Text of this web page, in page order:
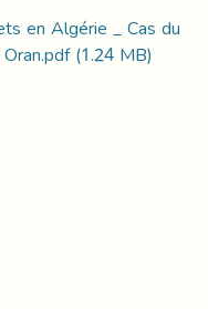
en Algérie _ Cas du
(1.24 MB)